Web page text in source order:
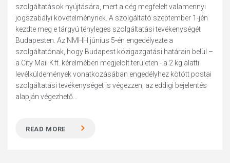
szolgáltatások nyújtására, mert a cég megfelelt valamennyi
jogszabályi követelménynek. A szolgáltató szeptember 1-jén
kezdte meg e tárgyú tényleges szolgáltatási tevékenységét
Budapesten. Az NMHH június 5-én engedélyezte a
szolgáltatónak, hogy Budapest közigazgatási határain belül –
a City Mail Kft. kérelmében megjelölt területen - a 2 kg alatti
levélküldemények vonatkozásában engedélyhez kötött postai
szolgáltatási tevékenységet is végezzen, az eddigi bejelentés
alapján végezhető...
READ MORE